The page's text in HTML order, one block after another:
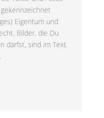
Eigentum und
Bilder, die Du
darfst, sind im Text